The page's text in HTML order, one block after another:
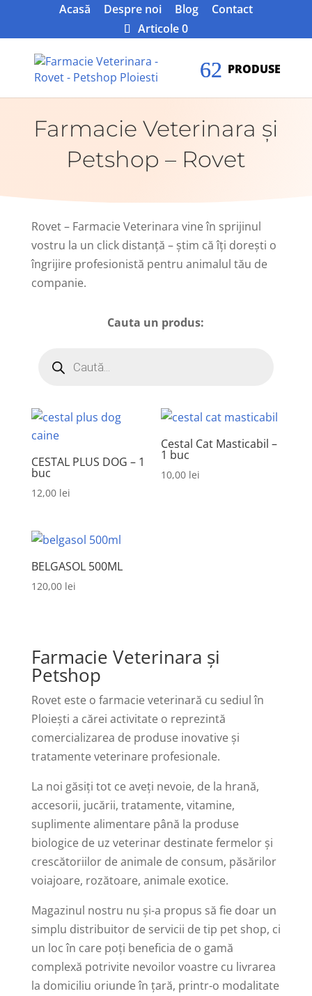
Acasă Despre noi Blog
Contact
Articole 0
Farmacie Veterinara şi
Petshop – Rovet
Rovet – Farmacie Veterinara vine în sprijinul
vostru la un click distanţă – ştim că îţi doreşti o
îngrijire profesionistă pentru animalul tău de
companie.
Cauta un produs:
search
CESTAL PLUS DOG – 1
buc
12,00 lei
Cestal Cat Masticabil –
1 buc
10,00 lei
BELGASOL 500ML
120,00 lei
Farmacie Veterinara şi
Petshop
Rovet este o farmacie veterinară cu sediul în
Ploieşti a cărei activitate o reprezintă
comercializarea de produse inovative şi
tratamente veterinare profesionale.
La noi găsiţi tot ce aveţi nevoie, de la hrană,
accesorii, jucării, tratamente, vitamine,
suplimente alimentare până la produse
biologice de uz veterinar destinate fermelor şi
crescătoriilor de animale de consum, păsărilor
voiajoare, rozătoare, animale exotice.
Magazinul nostru nu şi-a propus să fie doar un
simplu distribuitor de servicii de tip pet shop, ci
un loc în care poţi beneficia de o gamă
complexă potrivite nevoilor voastre cu livrarea
la domiciliu oriunde în ţară, printr-o modalitate